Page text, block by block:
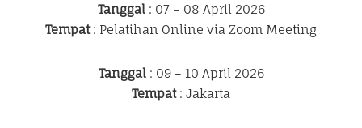
Tanggal: 07 – 08 April 2026
Tempat: Pelatihan Online via Zoom Meeting
Tanggal: 09 – 10 April 2026
Tempat: Jakarta